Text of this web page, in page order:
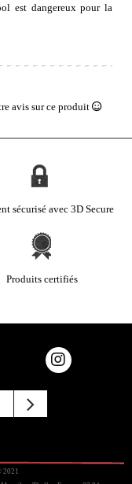
est dangereux pour la
avis sur ce produit
sécurisé avec 3D Secure
Produits certifiés
2021